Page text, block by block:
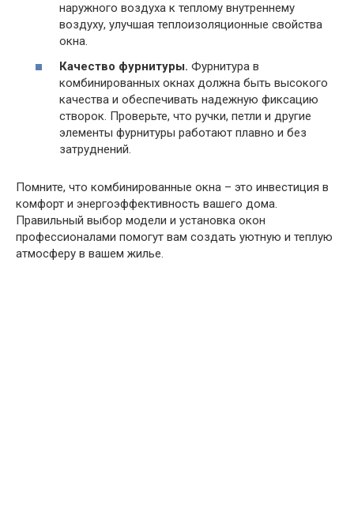
наружного воздуха к теплому внутреннему
воздуху, улучшая теплоизоляционные свойства
окна.
Качество фурнитуры. Фурнитура в
комбинированных окнах должна быть высокого
качества и обеспечивать надежную фиксацию
створок. Проверьте, что ручки, петли и другие
элементы фурнитуры работают плавно и без
затруднений.
Помните, что комбинированные окна – это инвестиция в
комфорт и энергоэффективность вашего дома.
Правильный выбор модели и установка окон
профессионалами помогут вам создать уютную и теплую
атмосферу в вашем жилье.